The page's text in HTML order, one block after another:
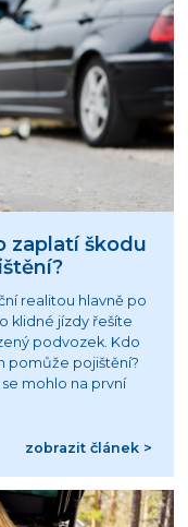
zaplatí škodu
realitou hlavně po
klidné jízdy řešíte
podvozek. Kdo
pomůže pojištění?
mohlo na první
zobrazit článek >